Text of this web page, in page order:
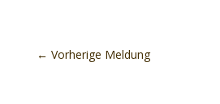
← Vorherige Meldung